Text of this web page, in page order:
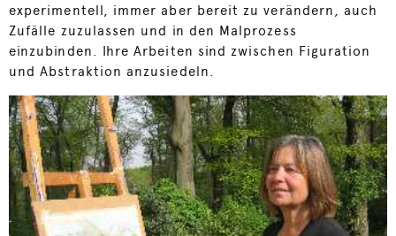
experimentell, immer aber bereit zu verändern, auch
Zufälle zuzulassen und in den Malprozess
einzubinden. Ihre Arbeiten sind zwischen Figuration
und Abstraktion anzusiedeln.